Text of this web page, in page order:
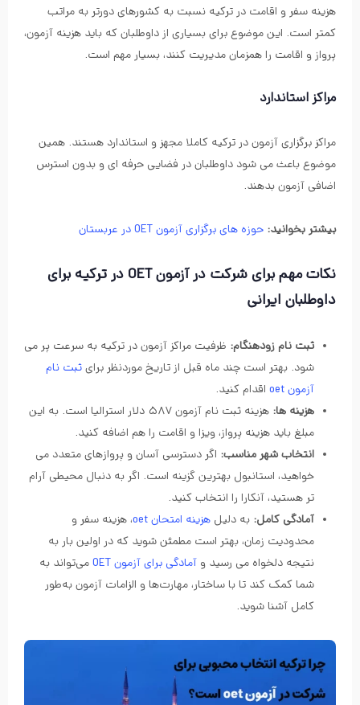
هزینه سفر و اقامت در ترکیه نسبت به کشورهای دورتر به مراتب
کمتر است. این موضوع برای بسیاری از داوطلبان که باید هزینه آزمون،
پرواز و اقامت را همزمان مدیریت کنند، بسیار مهم است.
مراکز استاندارد
مراکز برگزاری آزمون در ترکیه کاملا مجهز و استاندارد هستند. همین
موضوع باعث می شود داوطلبان در فضایی حرفه ای و بدون استرس
اضافی آزمون بدهند.
بیشتر بخوانید: حوزه های برگزاری آزمون OET در عربستان
نکات مهم برای شرکت در آزمون OET در ترکیه برای
داوطلبان ایرانی
ثبت نام زودهنگام: ظرفیت مراکز آزمون در ترکیه به سرعت پر می
شود. بهتر است چند ماه قبل از تاریخ موردنظر برایثبت نام
آزمون oet
اقدام کنید.
هزینه ها:
هزینه ثبت نام آزمون ۵۸۷ دلار استرالیا است. به این
مبلغ باید هزینه پرواز، ویزا و اقامت را هم اضافه کنید.
انتخاب شهر مناسب: اگر دسترسی آسان و پروازهای متعدد می
خواهید، استانبول بهترین گزینه است. اگر به دنبال محیطی آرام
تر هستید، آنکارا را انتخاب کنید.
آمادگی کامل: به دلیل هزینه امتحان oet
، هزینه سفر و
محدودیت زمان، بهتر است مطمئن شوید که در اولین بار به
نتیجه دلخواه می رسید و آمادگی برای آزمون OET
می‌تواند به
شما کمک کند تا با ساختار، مهارت‌ها و الزامات آزمون به‌طور
کامل آشنا شوید.